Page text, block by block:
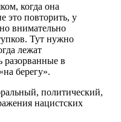
когда она
это повторить, у
внимательно
Тут нужно
лежат
в
берегу».
политический,
нацистских